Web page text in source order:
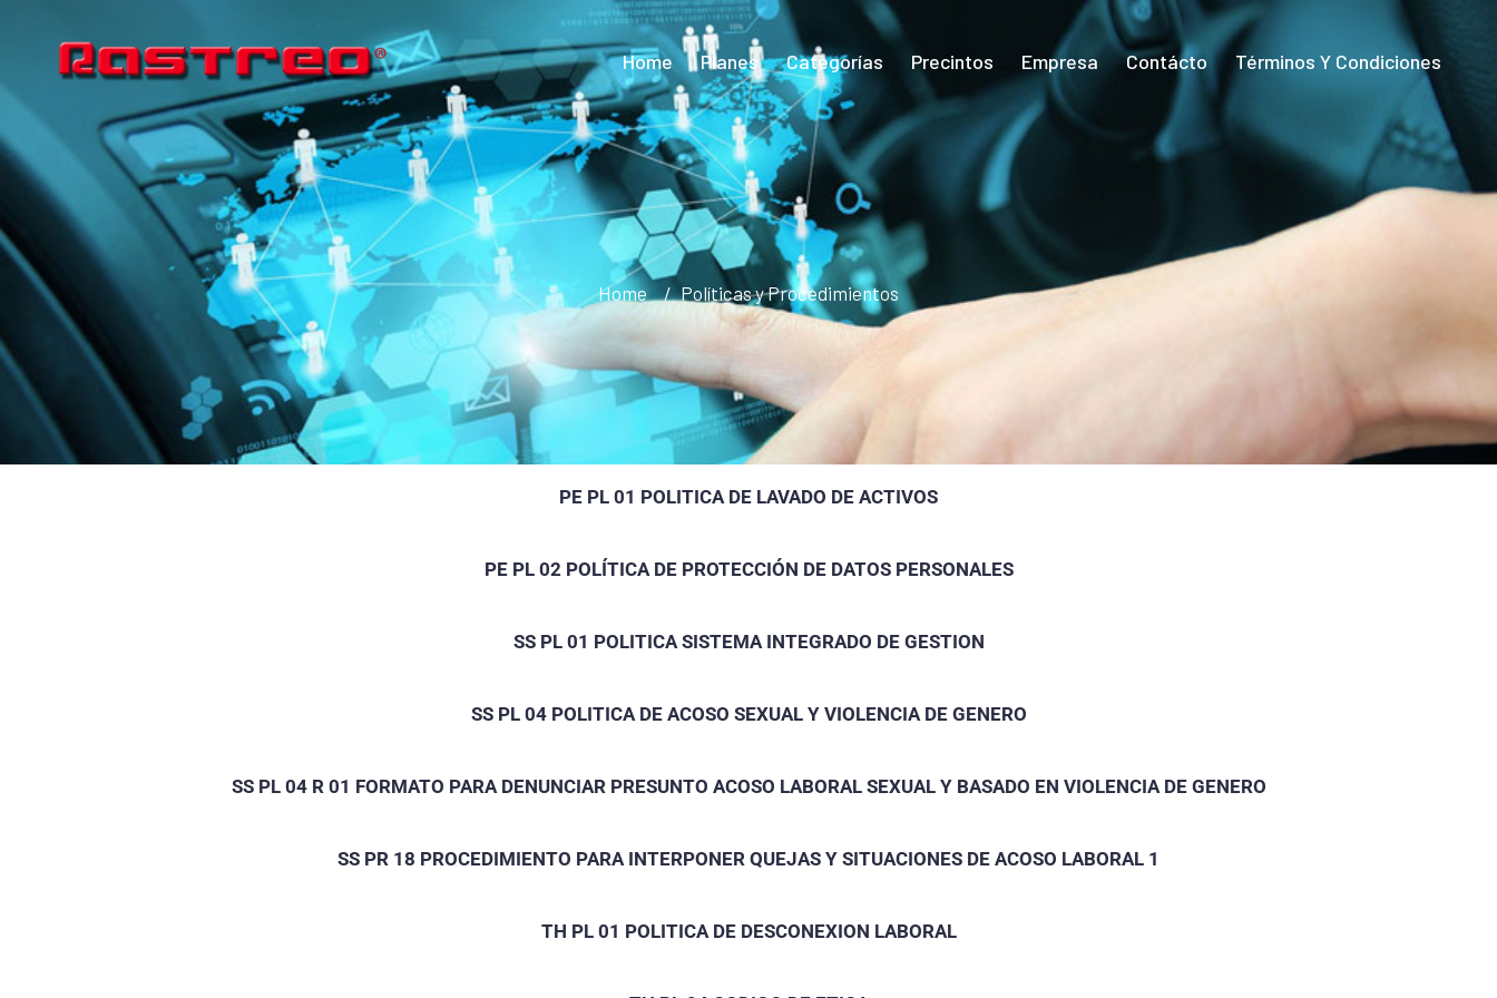
Home Planes Categorías Precintos Empresa Contácto Términos Y Condiciones
Home Políticas y Procedimientos
PE PL 01 POLITICA DE LAVADO DE ACTIVOS
PE PL 02 POLÍTICA DE PROTECCIÓN DE DATOS PERSONALES
SS PL 01 POLITICA SISTEMA INTEGRADO DE GESTION
SS PL 04 POLITICA DE ACOSO SEXUAL Y VIOLENCIA DE GENERO
SS PL 04 R 01 FORMATO PARA DENUNCIAR PRESUNTO ACOSO LABORAL SEXUAL Y BASADO EN VIOLENCIA DE GENERO
SS PR 18 PROCEDIMIENTO PARA INTERPONER QUEJAS Y SITUACIONES DE ACOSO LABORAL 1
TH PL 01 POLITICA DE DESCONEXION LABORAL